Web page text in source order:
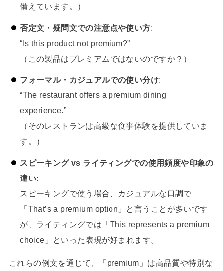
備えています。）
否定文・疑問文での注意点や使い方:
“Is this product not premium?”
（この製品はプレミアムではないのですか？）
フォーマル・カジュアルでの使い分け:
“The restaurant offers a premium dining
experience.”
（そのレストランは高級な食事体験を提供していま
す。）
スピーキング vs ライティングでの使用頻度や印象の
違い:
スピーキングで使う場合、カジュアルな口調で
「That’s a premium option」と言うことが多いです
が、ライティングでは「This represents a premium
choice」といった表現が好まれます。
これらの例文を通じて、「premium」は高品質や特別な